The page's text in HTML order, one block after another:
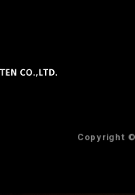
Copyright